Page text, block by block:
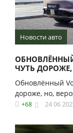
Новости авто
ОБНОВЛЁННЫЙ
ЧУТЬ
Обновлённый
дороже, но,
+68 24 06